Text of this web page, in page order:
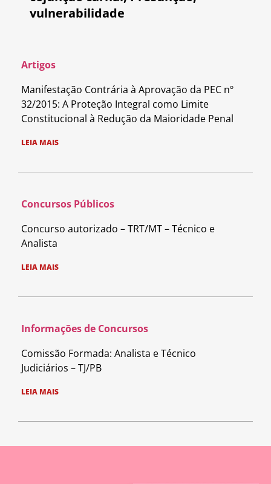
vulnerabilidade
Artigos
Manifestação Contrária à Aprovação da PEC nº
32/2015: A Proteção Integral como Limite
Constitucional à Redução da Maioridade Penal
LEIA MAIS
Concursos Públicos
Concurso autorizado – TRT/MT – Técnico e
Analista
LEIA MAIS
Informações de Concursos
Comissão Formada: Analista e Técnico
Judiciários – TJ/PB
LEIA MAIS